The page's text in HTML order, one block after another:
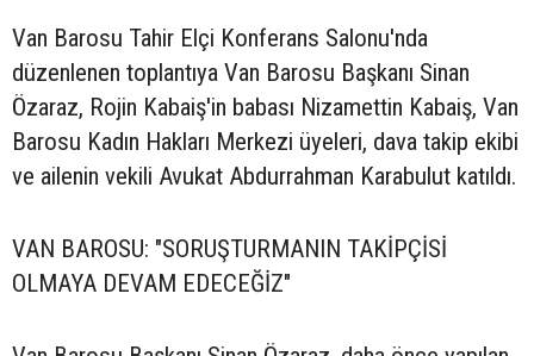
Van Barosu Tahir Elçi Konferans Salonu'nda
düzenlenen toplantıya Van Barosu Başkanı Sinan
Özaraz, Rojin Kabaiş'in babası Nizamettin Kabaiş, Van
Barosu Kadın Hakları Merkezi üyeleri, dava takip ekibi
ve ailenin vekili Avukat Abdurrahman Karabulut katıldı.
VAN BAROSU: "SORUŞTURMANIN TAKİPÇİSİ
OLMAYA DEVAM EDECEĞİZ"